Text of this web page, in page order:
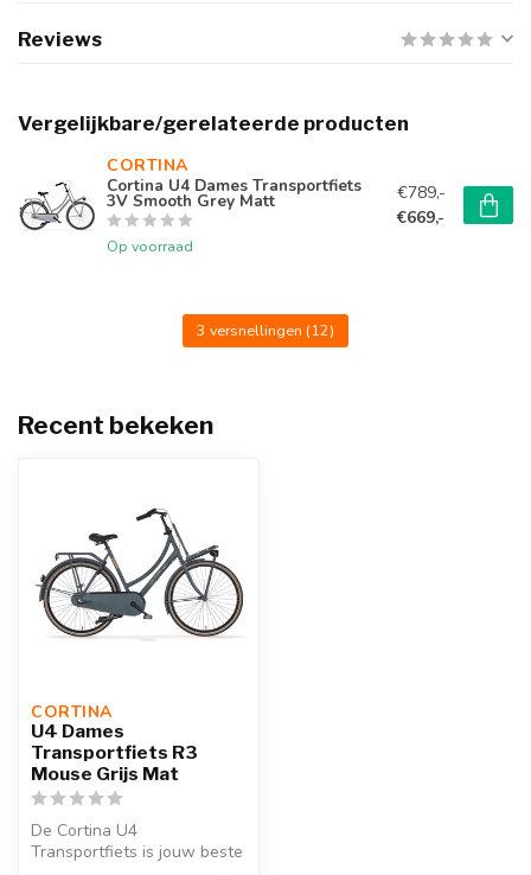
Reviews
Vergelijkbare/gerelateerde producten
CORTINA
Cortina U4 Dames Transportfiets
3V Smooth Grey Matt
Op voorraad
€789,-
€669,-
3 versnellingen (12)
Recent bekeken
CORTINA
U4 Dames
Transportfiets R3
Mouse Grijs Mat
De Cortina U4
Transportfiets is jouw beste